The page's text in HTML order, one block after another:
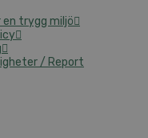
en trygg miljö
/ Report